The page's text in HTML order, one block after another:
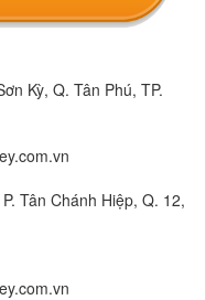
Kỳ, Q. Tân Phú, TP.
Tân Chánh Hiệp, Q. 12,